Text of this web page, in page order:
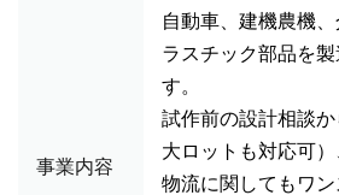
事業内容
自動車、建機農機
ラスチック部品を
す。
試作前の設計相談
大ロットも対応可
物流に関してもワ